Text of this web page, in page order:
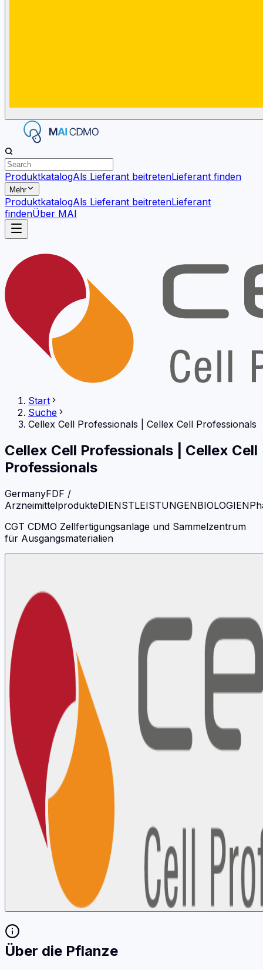
ProduktkatalogAls Lieferant beitretenLieferant finden
Mehr
ProduktkatalogAls Lieferant beitretenLieferant
findenÜber MAI
Start
Suche
Cellex Cell Professionals
Cellex Cell Professionals
Cellex Cell Professionals
Cellex Cell
Professionals
GermanyFDF /
ArzneimittelprodukteDIENSTLEISTUNGENBIOLOGIEN
CGT CDMO Zellfertigungsanlage und Sammelzentrum
für Ausgangsmaterialien
Über die Pflanze